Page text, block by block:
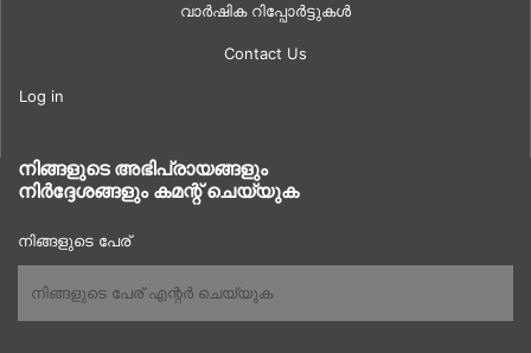
വാർഷിക റിപ്പോർട്ടുകൾ
Contact Us
Log in
നിങ്ങളുടെ അഭിപ്രായങ്ങളും
നിർദ്ദേശങ്ങളും കമന്റ് ചെയ്യുക
നിങ്ങളുടെ പേര്